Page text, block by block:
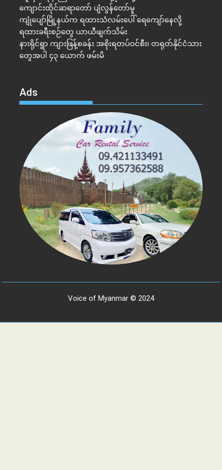
ကျောင်းထိုင်ဆရာတော် ပျံလွန်တော်မူ
ကျုံပျော်မြို့နယ်က ရထားသံလမ်းပေါ် ရေကျော်နေလို့
ရထားခရီးစဉ်တွေ ယာယီဖျက်သိမ်း
နားရိုင်ရွာ ကျားဖြန့်စခန်း အစိုးရတပ်ဝင်စီး၊ တရုတ်နိုင်ငံသား
တွေအပါ ၄၃ ယောက် ဖမ်းမိ
Ads
Voice of Myanmar © 2024